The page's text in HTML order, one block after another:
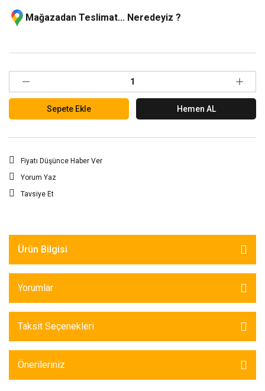
Mağazadan Teslimat... Neredeyiz ?
Sepete Ekle Hemen AL
Fiyatı Düşünce Haber Ver
Yorum Yaz
Tavsiye Et
Ürün Bilgisi
Yorumlar
Taksit Seçenekleri
Önerileriniz